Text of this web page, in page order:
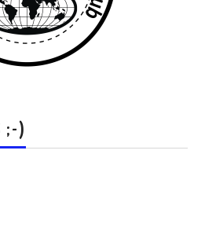
;-)